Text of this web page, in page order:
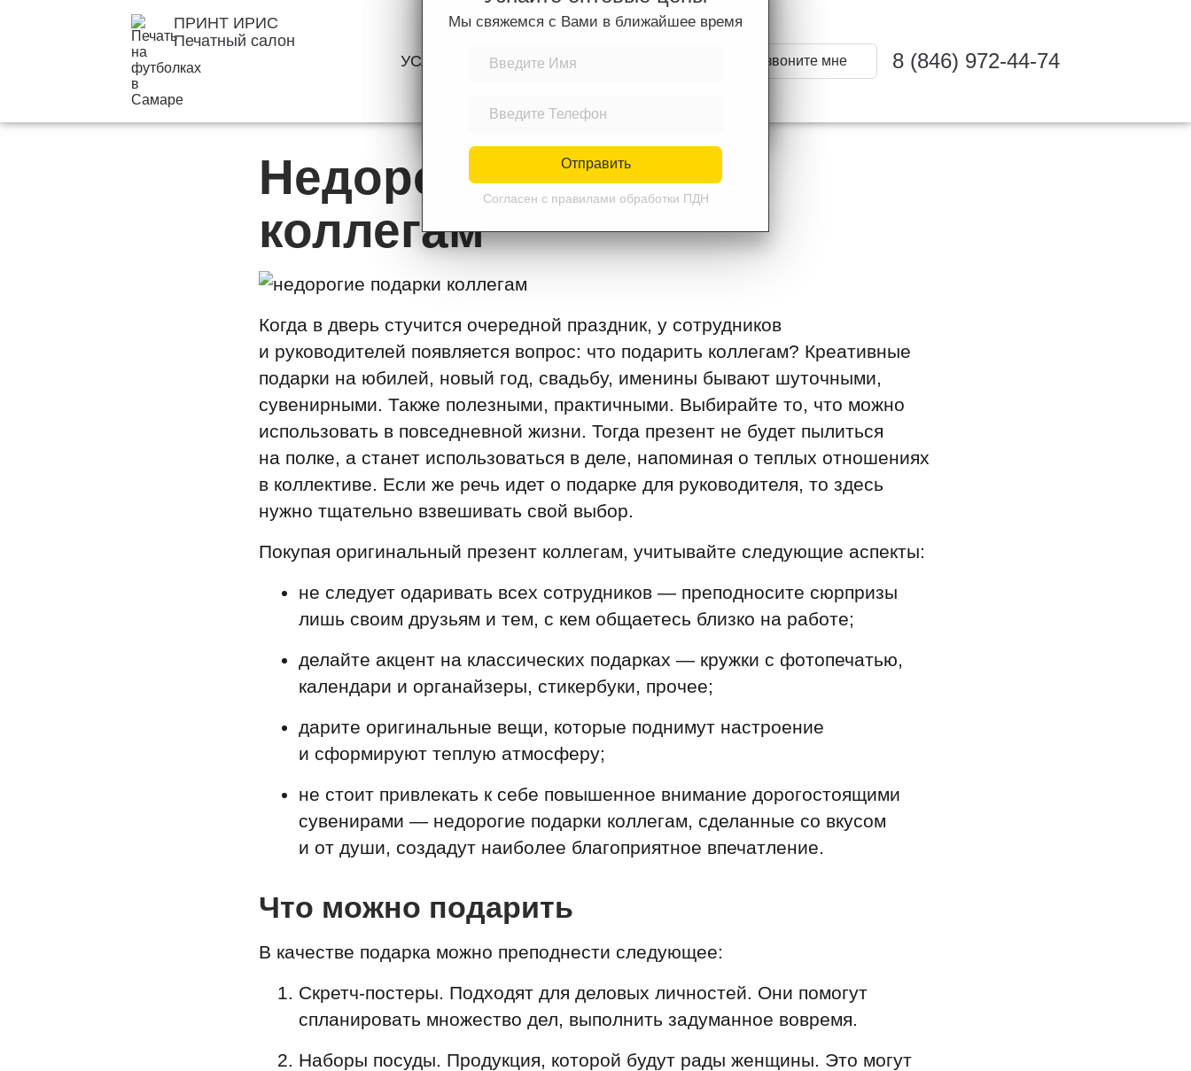
ПРИНТ ИРИС
Печатный салон
УСЛУГИ
ЦЕНЫ КОНТАКТЫ Перезвоните мне 8 (846) 972-44-74
Недорогие подарки
коллегам
Когда в дверь стучится очередной праздник, у сотрудников
и руководителей появляется вопрос: что подарить коллегам? Креативные
подарки на юбилей, новый год, свадьбу, именины бывают шуточными,
сувенирными. Также полезными, практичными. Выбирайте то, что можно
использовать в повседневной жизни. Тогда презент не будет пылиться
на полке, а станет использоваться в деле, напоминая о теплых отношениях
в коллективе. Если же речь идет о подарке для руководителя, то здесь
нужно тщательно взвешивать свой выбор.
Покупая оригинальный презент коллегам, учитывайте следующие аспекты:
не следует одаривать всех сотрудников — преподносите сюрпризы
лишь своим друзьям и тем, с кем общаетесь близко на работе;
делайте акцент на классических подарках — кружки с фотопечатью,
календари и органайзеры, стикербуки, прочее;
дарите оригинальные вещи, которые поднимут настроение
и сформируют теплую атмосферу;
не стоит привлекать к себе повышенное внимание дорогостоящими
сувенирами — недорогие подарки коллегам, сделанные со вкусом
и от души, создадут наиболее благоприятное впечатление.
Что можно подарить
В качестве подарка можно преподнести следующее:
Скретч-постеры. Подходят для деловых личностей. Они помогут
спланировать множество дел, выполнить задуманное вовремя.
Наборы посуды. Продукция, которой будут рады женщины. Это могут
Отправить
Мы свяжемся с Вами в ближайшее время
Отправить
Согласен с правилами обработки ПДН